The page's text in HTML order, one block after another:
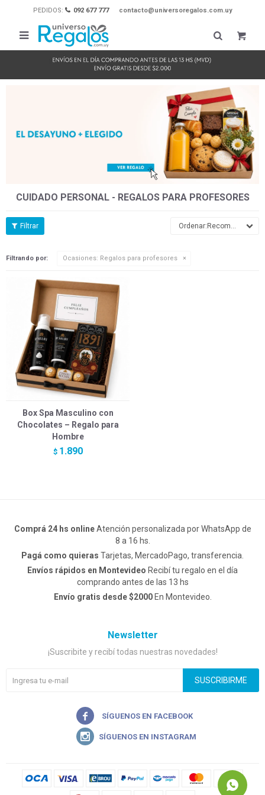
PEDIDOS: 092 677 777 contacto@universoregalos.com.uy

CUIDADO PERSONAL - REGALOS PARA PROFESORES
Recomendados
Filtrando por: Ocasiones: Regalos para profesores
Box Spa Masculino con
Chocolates – Regalo para
Hombre
$ 1.890
Comprá 24 hs onlineAtención personalizada por WhatsApp de
8 a 16 hs.
Pagá como quieras Tarjetas, MercadoPago, transferencia.
Envíos rápidos en Montevideo Recibí tu regalo en el día
comprando antes de las 13 hs
Envío gratis desde $2000En Montevideo.
Newsletter
¡Suscribite y recibí todas nuestras novedades!
SUSCRIBIRME

